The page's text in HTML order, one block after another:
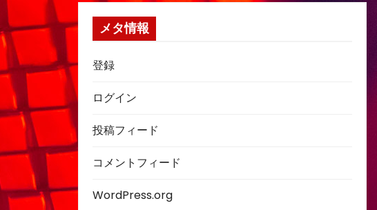
メタ情報
登録
ログイン
投稿フィード
コメントフィード
WordPress.org